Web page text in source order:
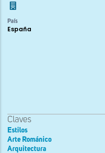
País
España
Claves
Estilos
Arte Románico
Arquitectura